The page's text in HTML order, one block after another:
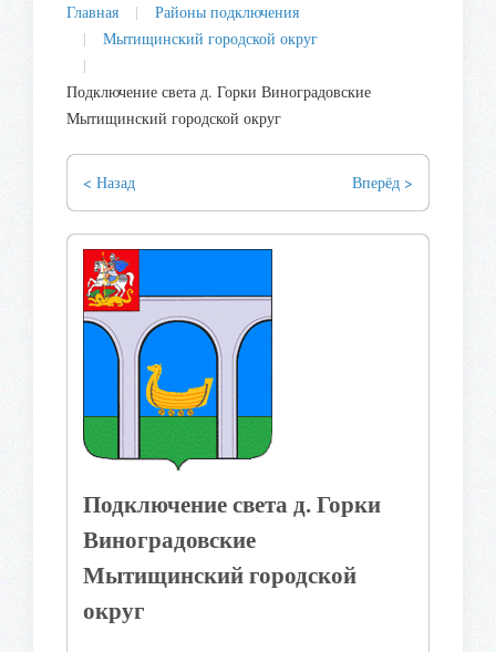
Главная
Районы подключения
Мытищинский городской округ
Подключение света д. Горки Виноградовские
Мытищинский городской округ
< Назад Вперёд >
Подключение света д. Горки
Виноградовские
Мытищинский городской
округ